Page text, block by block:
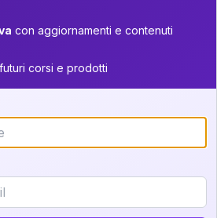
newsletter per ricevere
quando sarà disponibile.
nella vostra
la vostra unione
con aggiornamenti e contenuti
corsi e prodotti